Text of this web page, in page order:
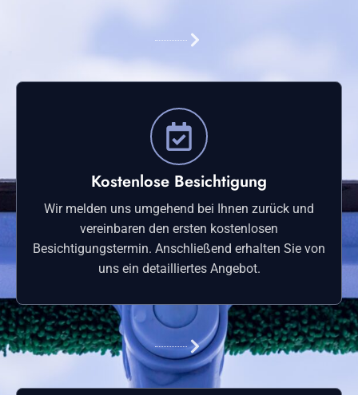
Kostenlose Besichtigung
Wir melden uns umgehend bei Ihnen zurück und
vereinbaren den ersten kostenlosen
Besichtigungstermin. Anschließend erhalten Sie von
uns ein detailliertes Angebot.